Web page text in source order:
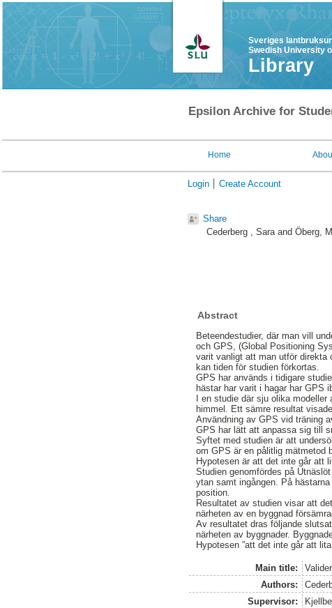
Sveriges
Swedish University
Library
Epsilon Archive for
Home
Login Create Account
Share
Cederberg , Saraand Öberg,
Abstract
Beteendestudier, där man vill
och GPS, (Global Positioning
varit vanligt att man utför direkta
kan tiden för studien förkortas.
GPS har används i tidigare
hästar har varit i hagar har GPS
I en studie där sju olika
himmel. Ett sämre resultat
Användning av GPS vid träning
GPS har lätt att anpassa sig till
Syftet med studien är att
om GPS är en pålitlig mätmetod
Hypotesen är att det inte går att
Studien genomfördes på
ytan samt ingången. På
position.
Resultatet av studien visar att
närheten av en byggnad
Av resultatet dras följande
närheten av byggnader.
Hypotesen ”att det inte går att
Main title:
Authors:
Supervisor: